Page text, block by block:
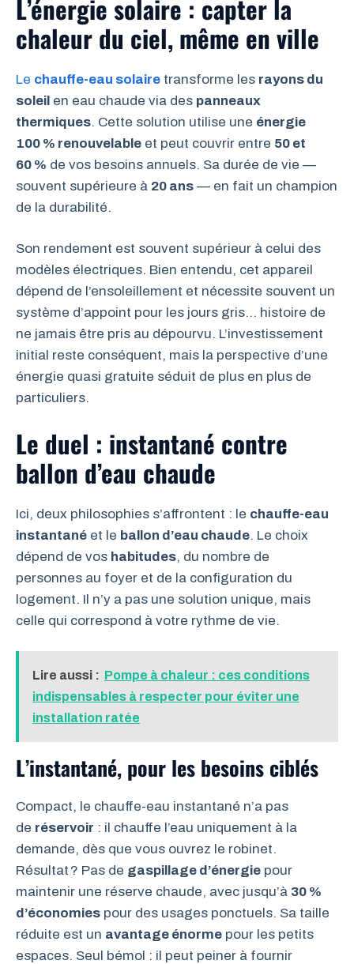
L’énergie solaire : capter la
chaleur du ciel, même en ville
Le chauffe-eau solaire transforme les rayons du
soleil en eau chaude via des panneaux
thermiques. Cette solution utilise une énergie
100 % renouvelable et peut couvrir entre 50 et
60 % de vos besoins annuels. Sa durée de vie —
souvent supérieure à 20 ans — en fait un champion
de la durabilité.
Son rendement est souvent supérieur à celui des
modèles électriques. Bien entendu, cet appareil
dépend de l’ensoleillement et nécessite souvent un
système d’appoint pour les jours gris… histoire de
ne jamais être pris au dépourvu. L’investissement
initial reste conséquent, mais la perspective d’une
énergie quasi gratuite séduit de plus en plus de
particuliers.
Le duel : instantané contre
ballon d’eau chaude
Ici, deux philosophies s’affrontent : le chauffe-eau
instantané et le ballon d’eau chaude. Le choix
dépend de vos habitudes, du nombre de
personnes au foyer et de la configuration du
logement. Il n’y a pas une solution unique, mais
celle qui correspond à votre rythme de vie.
Lire aussi : Pompe à chaleur : ces conditions
indispensables à respecter pour éviter une
installation ratée
L’instantané, pour les besoins ciblés
Compact, le chauffe-eau instantané n’a pas
de réservoir : il chauffe l’eau uniquement à la
demande, dès que vous ouvrez le robinet.
Résultat ? Pas de gaspillage d’énergie pour
maintenir une réserve chaude, avec jusqu’à 30 %
d’économies pour des usages ponctuels. Sa taille
réduite est un avantage énorme pour les petits
espaces. Seul bémol : il peut peiner à fournir